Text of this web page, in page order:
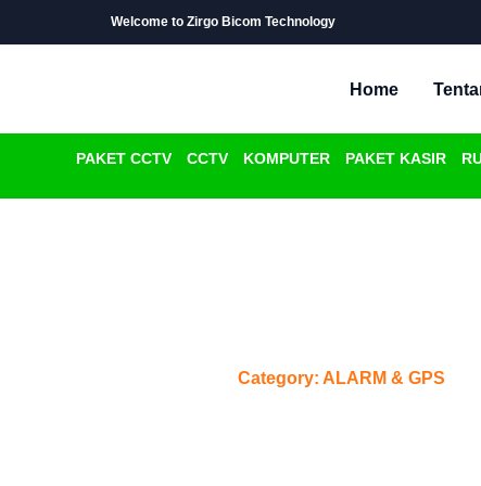
Welcome to Zirgo Bicom Technology
Home
PAKET CCTV CCTV KOMPUTER PAKET KASIR
Category: ALARM & GPS